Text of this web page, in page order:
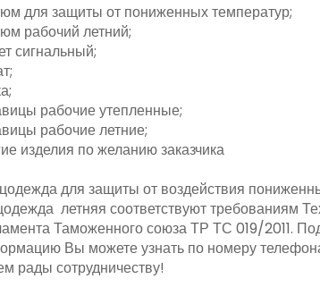
для защиты от пониженных температур;
рабочий летний;
сигнальный;
рабочие утепленные;
рабочие летние;
изделия по желанию заказчика
для защиты от воздействия
летняя соответствуют требованиям
Таможенного союза ТР ТС 019/2011.
Вы можете узнать по номеру
рады сотрудничеству!